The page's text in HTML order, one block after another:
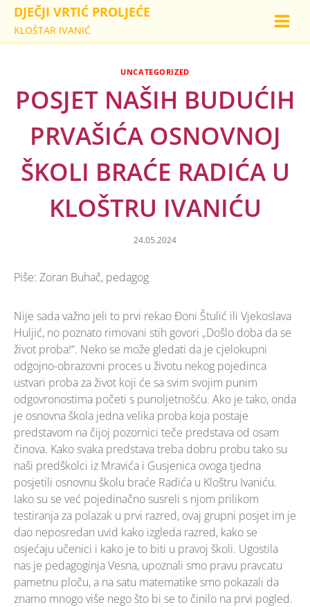
Skip
content
DJEČJI VRTIĆ PROLJEĆE
KLOŠTAR IVANIĆ
UNCATEGORIZED
POSJET NAŠIH BUDUĆIH
PRVAŠIĆA OSNOVNOJ
ŠKOLI BRAĆE RADIĆA U
KLOŠTRU IVANIĆU
24.05.2024
Piše: Zoran Buhač, pedagog
Nije sada važno jeli to prvi rekao Đoni Štulić ili Vjekoslava
Huljić, no poznato rimovani stih govori „Došlo doba da se
život proba!“. Neko se može gledati da je cjelokupni
odgojno-obrazovni proces u životu nekog pojedinca
ustvari proba za život koji će sa svim svojim punim
odgovronostima početi s punoljetnošću. Ako je tako, onda
je osnovna škola jedna velika proba koja postaje
predstavom na čijoj pozornici teče predstava od osam
činova. Kako svaka predstava treba dobru probu tako su
naši predškolci iz Mravića i Gusjenica ovoga tjedna
posjetili osnovnu školu braće Radića u Kloštru Ivaniću.
Iako su se već pojedinačno susreli s njom prilikom
testiranja za polazak u prvi razred, ovaj grupni posjet im je
dao neposredan uvid kako izgleda razred, kako se
osjećaju učenici i kako je to biti u pravoj školi. Ugostila
nas je pedagoginja Vesna, upoznali smo pravu pravcatu
pametnu ploču, a na satu matematike smo pokazali da
znamo mnogo više nego što bi se to činilo na prvi pogled.